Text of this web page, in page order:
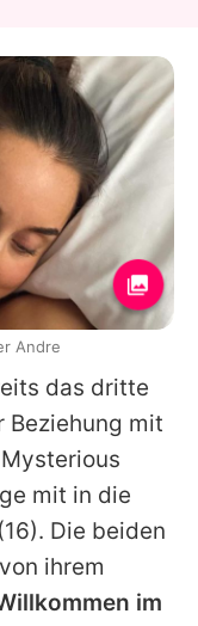
das dritte
Beziehung mit
mit in die
(16). Die beiden
ihrem
im
Andre